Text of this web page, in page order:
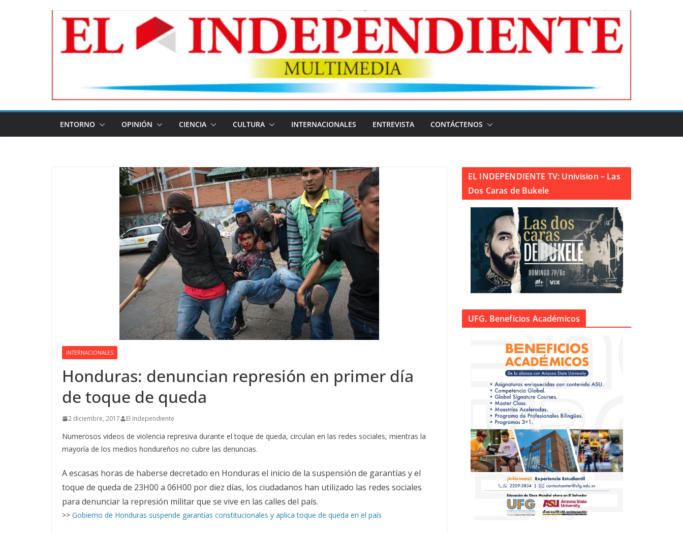
ENTORNO OPINIÓN CIENCIA CULTURA INTERNACIONALES ENTREVISTA CONTÁCTENOS
INTERNACIONALES
Honduras: denuncian represión en primer día
de toque de queda
2 diciembre, 2017 El Independiente
Numerosos videos de violencia represiva durante el toque de queda, circulan en las redes sociales, mientras la
mayoría de los medios hondureños no cubre las denuncias.
A escasas horas de haberse decretado en Honduras el inicio de la suspensión de garantías y el
toque de queda de 23H00 a 06H00 por diez días, los ciudadanos han utilizado las redes sociales
para denunciar la represión militar que se vive en las calles del país.
>> Gobierno de Honduras suspende garantías constitucionales y aplica toque de queda en el país
EL INDEPENDIENTE TV: Univision – Las
Dos Caras de Bukele
UFG. Beneficios Académicos